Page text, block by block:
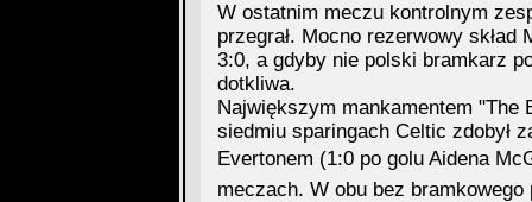
W ostatnim meczu kontrolnym
przegrał. Mocno rezerwowy skład
3:0, a gdyby nie polski bramkarz
dotkliwa.
Największym mankamentem
siedmiu sparingach Celtic zdobył
Evertonem (1:0 po golu Aidena
meczach. W obu bez bramkowego